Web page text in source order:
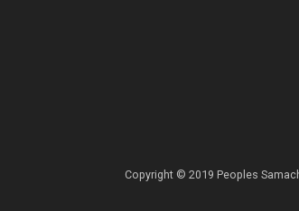
Copyright © 2019 Peoples